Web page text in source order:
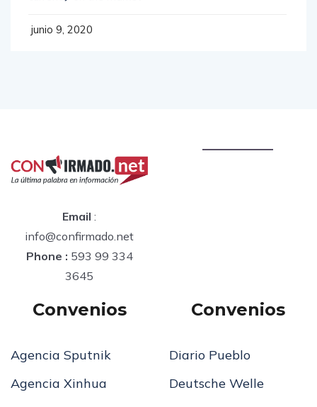
junio 9, 2020
Email :
info@confirmado.net
Phone : 593 99 334
3645
Convenios
Agencia Sputnik
Agencia Xinhua
Convenios
Diario Pueblo
Deutsche Welle